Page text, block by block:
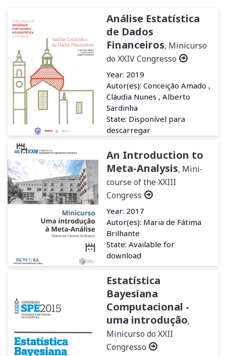
Análise Estatística
de Dados
Financeiros, Minicurso
do XXIV Congresso
Year: 2019
Autor(es): Conceição Amado ,
Cláudia Nunes , Alberto
Sardinha
State: Disponível para
descarregar
An Introduction to
Meta-Analysis, Mini-
course of the XXIII
Congress
Year: 2017
Autor(es): Maria de Fátima
Brilhante
State: Available for
download
Estatística
Bayesiana
Computacional -
uma introdução,
Minicurso do XXII
Congresso